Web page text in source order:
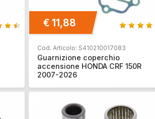
€ 11,88
Cod. Articolo: S410210017083
Guarnizione coperchio
accensione HONDA CRF 150R
2007-2026